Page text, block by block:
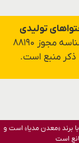
تولیدی
با شناسه مجوز ۸۸۱۹۰
ذکر منبع است.
برند «معدن مدیا» است و
است​